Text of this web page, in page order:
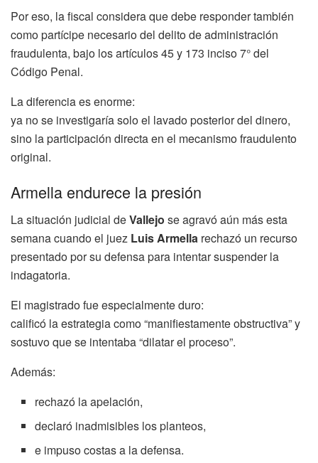
Por eso, la fiscal considera que debe responder también
como partícipe necesario del delito de administración
fraudulenta, bajo los artículos 45 y 173 inciso 7° del
Código Penal.
La diferencia es enorme:
ya no se investigaría solo el lavado posterior del dinero,
sino la participación directa en el mecanismo fraudulento
original.
Armella endurece la presión
La situación judicial deVallejo se agravó aún más esta
semana cuando el juez Luis Armella rechazó un recurso
presentado por su defensa para intentar suspender la
indagatoria.
El magistrado fue especialmente duro:
calificó la estrategia como “manifiestamente obstructiva” y
sostuvo que se intentaba “dilatar el proceso”.
Además:
rechazó la apelación,
declaró inadmisibles los planteos,
e impuso costas a la defensa.